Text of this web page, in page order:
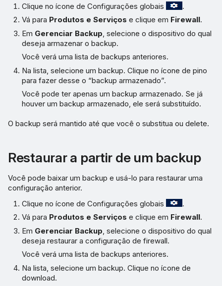
Clique no ícone de Configurações globais
.
Vá para Produtos e Serviços e clique em Firewall.
Em Gerenciar Backup, selecione o dispositivo do qual
deseja armazenar o backup.
Você verá uma lista de backups anteriores.
Na lista, selecione um backup. Clique no ícone de pino
para fazer desse o “backup armazenado”.
Você pode ter apenas um backup armazenado. Se já
houver um backup armazenado, ele será substituído.
O backup será mantido até que você o substitua ou delete.
Restaurar a partir de um backup
Você pode baixar um backup e usá-lo para restaurar uma
configuração anterior.
Clique no ícone de Configurações globais
.
Vá para Produtos e Serviços e clique em Firewall.
Em Gerenciar Backup , selecione o dispositivo do qual
deseja restaurar a configuração de firewall.
Você verá uma lista de backups anteriores.
Na lista, selecione um backup. Clique no ícone de
download.